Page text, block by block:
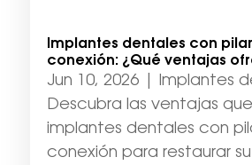
Implantes dentales con
conexión: ¿Qué ventajas
Jun 10, 2026|
Implantes
Descubra las ventajas
implantes dentales con
conexión para restaurar